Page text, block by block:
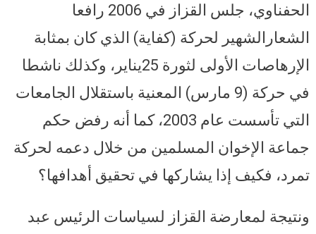
الحفناوي، جلس القزاز في 2006 رافعا
الشعارالشهير لحركة (كفاية) الذي كان بمثابة
الإرهاصات الأولى لثورة 25يناير، وكذلك ناشطا
في حركة (9 مارس) المعنية باستقلال الجامعات
التي تأسست عام 2003، كما أنه رفض حكم
جماعة الإخوان المسلمين من خلال دعمه لحركة
تمرد، فكيف إذا يشاركها في تحقيق أهدافها؟
ونتيجة لمعارضة القزاز لسياسات الرئيس عبد